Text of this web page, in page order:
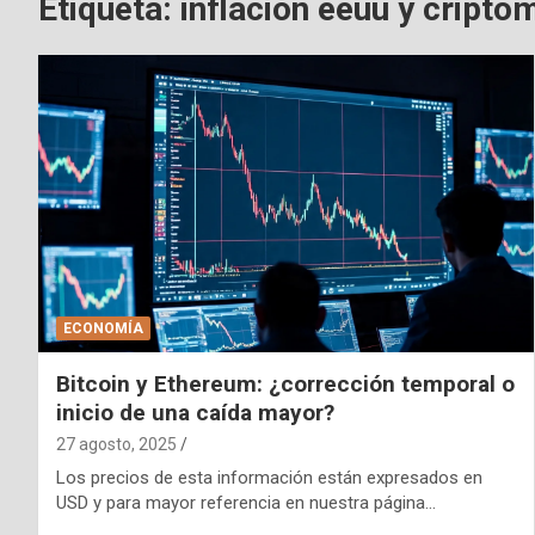
Etiqueta: inflación eeuu y
ECONOMÍA
Bitcoin y Ethereum: ¿corrección temporal o
inicio de una caída mayor?
27 agosto, 2025
Los precios de esta información están expresados en
USD y para mayor referencia en nuestra página…